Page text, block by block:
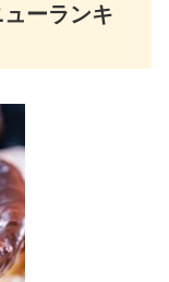
ーランキ